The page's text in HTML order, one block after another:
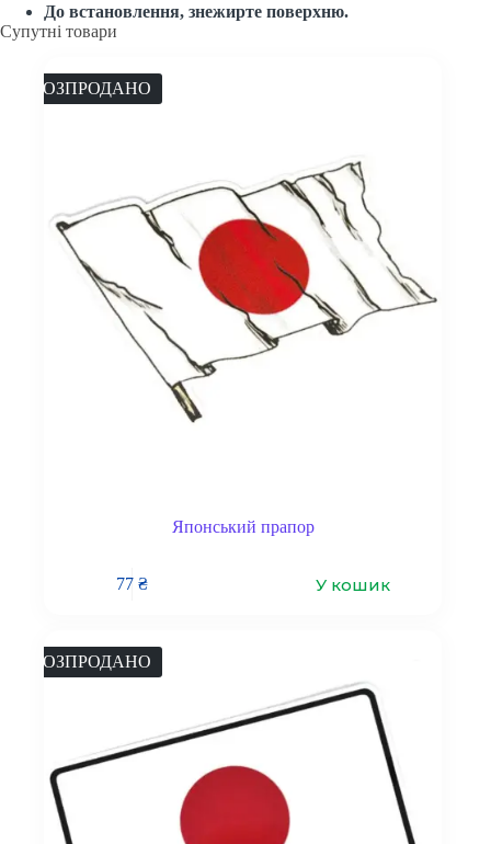
До встановлення, знежирте поверхню.
Супутні товари
РОЗПРОДАНО
Японський прапор
77₴ У кошик
РОЗПРОДАНО